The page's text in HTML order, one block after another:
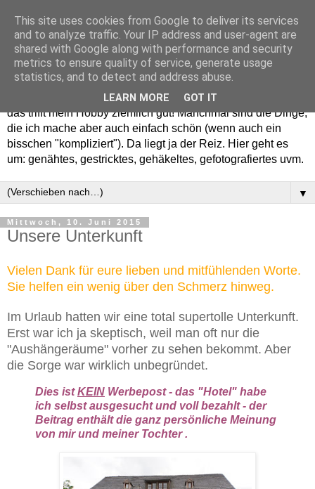
Willkommen in meinem "Wohnzimmer". Einfach und schön -
das trifft mein Hobby ziemlich gut! Manchmal sind die Dinge,
die ich mache aber auch einfach schön (wenn auch ein
bisschen "kompliziert"). Da liegt ja der Reiz. Hier geht es
um: genähtes, gestricktes, gehäkeltes, gefotografiertes uvm.
▼
Mittwoch, 10. Juni 2015
Unsere Unterkunft
Vielen Dank für eure lieben und mitfühlenden Worte.
Sie helfen ein wenig über den Schmerz hinweg.
Im Urlaub hatten wir eine total supertolle Unterkunft.
Erst war ich ja skeptisch, weil man oft nur die
"Aushängeräume" vorher zu sehen bekommt. Aber
die Sorge war wirklich unbegründet.
Dies istKEIN Werbepost - das "Hotel" habe
ich selbst ausgesucht und voll bezahlt - der
Beitrag enthält die ganz persönliche Meinung
von mir und meiner Tochter .
This site uses cookies from Google to deliver its services
and to analyze traffic. Your IP address and user-agent are
shared with Google along with performance and security
metrics to ensure quality of service, generate usage
statistics, and to detect and address abuse.
LEARN MORE GOT IT